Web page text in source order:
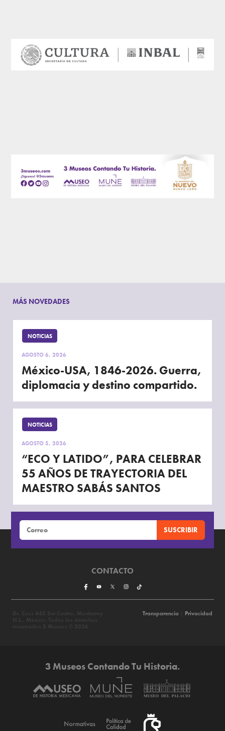
MÁS NOVEDADES
NOTICIAS
AGOSTO 6, 2026
México-USA, 1846-2026. Guerra,
diplomacia y destino compartido.
NOTICIAS
AGOSTO 5, 2026
“ECO Y LATIDO”, PARA CELEBRAR
55 AÑOS DE TRAYECTORIA DEL
MAESTRO SABÁS SANTOS
CONTACTO
Transparencia Privacidad
3 Museos Contando Tu Historia.